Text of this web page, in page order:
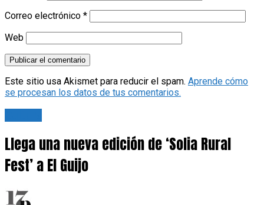
Correo electrónico *
Web
Este sitio usa Akismet para reducir el spam. Aprende cómo
se procesan los datos de tus comentarios.
Llega una nueva edición de ‘Solia Rural
Fest’ a El Guijo